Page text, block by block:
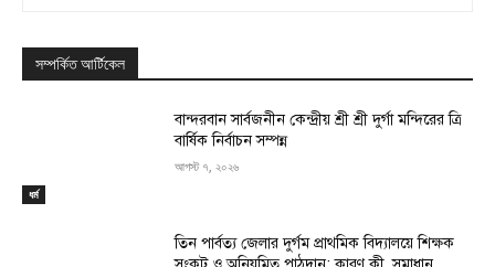
সম্পর্কিত আর্টিকেল
ধর্ম
বান্দরবান সার্বজনীন কেন্দ্রীয় শ্রী শ্রী দুর্গা মন্দিরের ত্রি
বার্ষিক নির্বাচন সম্পন্ন
আগস্ট ৭, ২০২৬
তিন পার্বত্য জেলার দুর্গম প্রাথমিক বিদ্যালয়ে শিক্ষক